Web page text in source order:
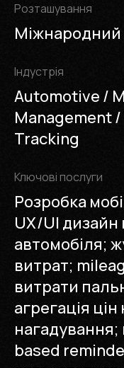
Розташування
Iндустрія
Automotive /
Management
Tracking
Ключові послуги
Розробка
UX/UI
автомобіля;
витрат;
витрати
агрегація
нагадування;
based